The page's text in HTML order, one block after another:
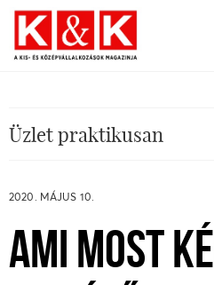
Üzlet praktikusan
2020. MÁJUS 10.
AMI MOST